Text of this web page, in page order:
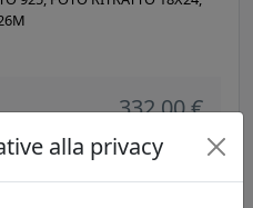
332,00 €
alla privacy